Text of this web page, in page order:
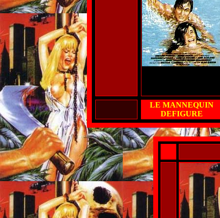
LE MANNEQUIN
DEFIGURE